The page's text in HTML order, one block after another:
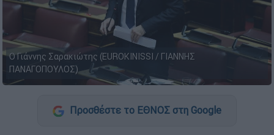
Ο Γιάννης Σαρακιώτης (EUROKINISSI / ΓΙΑΝΝΗΣ
ΠΑΝΑΓΟΠΟΥΛΟΣ)
Προσθέστε το ΕΘΝΟΣ στη Google